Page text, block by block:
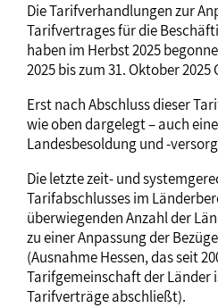
Die Tarifverhandlungen zur
Tarifvertrages für die
haben im Herbst 2025
2025 bis zum 31. Oktober
Erst nach Abschluss dieser
wie oben dargelegt – auch
Landesbesoldung und -
Die letzte zeit- und
Tarifabschlusses im
überwiegenden Anzahl der
zu einer Anpassung der
(Ausnahme Hessen, das seit
Tarifgemeinschaft der Länder
Tarifverträge abschließt).